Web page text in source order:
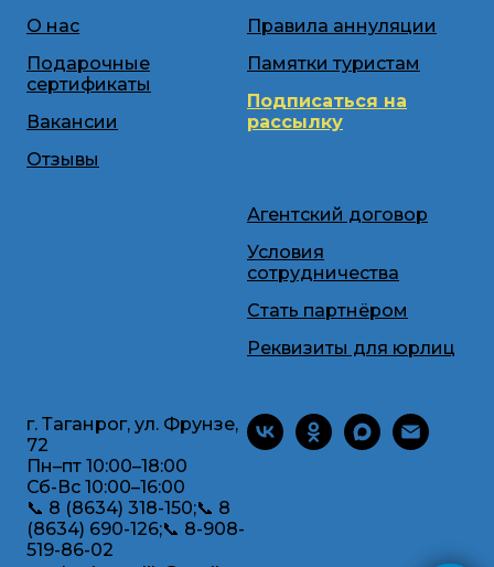
О нас
Подарочные
сертификаты
Вакансии
Отзывы
Правила аннуляции
Памятки туристам
Подписаться на
рассылку
Агентский договор
Условия
сотрудничества
Стать партнёром
Реквизиты для юрлиц
г. Таганрог, ул. Фрунзе,
72
Пн–пт 10:00–18:00
Сб-Вс 10:00–16:00
📞 8 (8634) 318-150;📞 8
(8634) 690-126;📞 8-908-
519-86-02